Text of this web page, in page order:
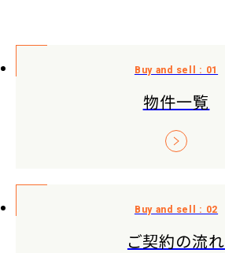
物件一覧
ご契約の流れ